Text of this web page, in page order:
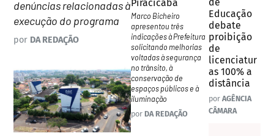
denúncias relacionadas à
execução do programa
por DA REDAÇÃO
Piracicaba
Marco Bicheiro
apresentou três
indicações à Prefeitura
solicitando melhorias
voltadas à segurança
no trânsito, à
conservação de
espaços públicos e à
iluminação
por DA REDAÇÃO
Educação
debate
proibição
de
licenciatur
as 100% a
distância
por AGÊNCIA
CÂMARA